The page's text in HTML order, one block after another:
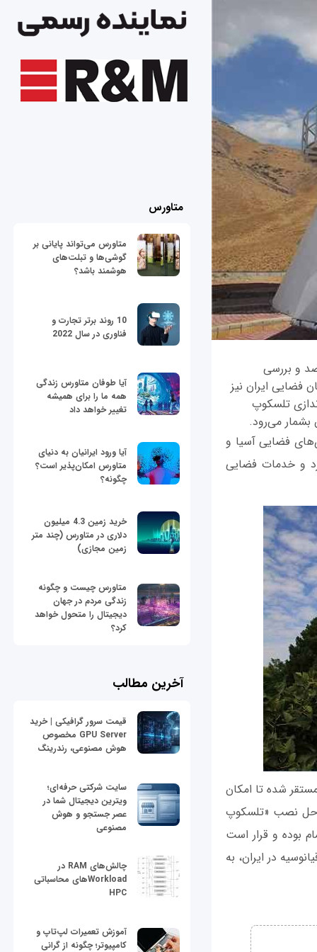
و بررسی
فضایی ایران نیز
که راه‌اندازی تلسکوپ
بشمار می‌رود.
فضایی آسیا و
و خدمات فضایی
شده تا امکان
نصب «تلسکوپ
بوده و قرار است
در ایران، به
متاورس
متاورس می‌تواند پایانی بر
گوشی‌ها و تبلت‌های
هوشمند باشد؟
10 روند برتر تجارت و
فناوری در سال 2022
آیا طوفان متاورس زندگی
همه ما را برای همیشه
تغییر خواهد داد
آیا ورود ایرانیان به دنیای
متاورس امکان‌پذیر است؟
چگونه؟
خرید زمین 4.3 میلیون
دلاری در متاورس (چند متر
زمین مجازی)
متاورس چیست و چگونه
زندگی مردم در جهان
دیجیتال را متحول خواهد
کرد؟
آخرین مطالب
قیمت سرور گرافیکی | خرید
GPU Server مخصوص
هوش مصنوعی، رندرینگ
سایت شرکتی حرفه‌ای؛
ویترین دیجیتال شما در
عصر جستجو و هوش
مصنوعی
چالش‌های RAM در
Workloadهای محاسباتی
HPC
آموزش تعمیرات لپ‌تاپ و
کامپیوتر؛ چگونه از گرانی